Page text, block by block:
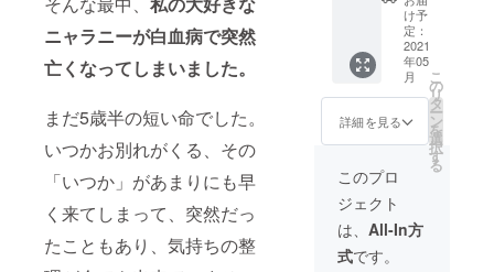
ニャラニーが白血病で突然
亡くなってしまいました。
まだ5歳半の短い命でした。
いつかお別れがくる、その
「いつか」があまりにも早
く来てしまって、突然だっ
たこともあり、気持ちの整
に、少
しでも
お買い
求めや
すく購
入して
いただ
ポンが
いるこ
ちらで
次回作
をお楽
販売！
限定47
個にな
りま
す。愛
犬愛猫
のサイ
ズを確
購入し
てみて
くださ
い。早
い者勝
ちで
y&Dia
ペット
服 ・お
礼のお
手紙 ・
心肺蘇
生法パ
ンフ
現物 ・
心肺蘇
生法の
動画 説
明 こち
らのプ
け予
定：
2021
年05
月
詳細を見る
こ
の
リ
タ
ー
ン
を
選
択
す
る
このプロ
ジェクト
は、 All-In方
式です。